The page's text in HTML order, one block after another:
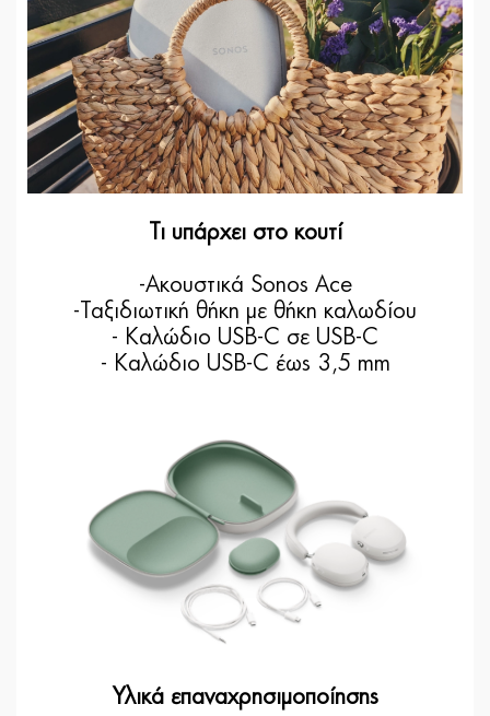
Τι υπάρχει στο κουτί
-Ακουστικά Sonos Ace
-Ταξιδιωτική θήκη με θήκη καλωδίου
- Καλώδιο USB-C σε USB-C
- Καλώδιο USB-C έως 3,5 mm
Υλικά επαναχρησιμοποίησης